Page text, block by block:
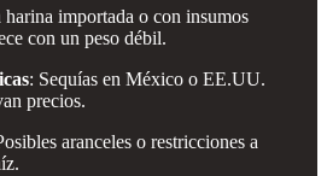
harina importada o con insumos
con un peso débil.
: Sequías en México o EE.UU.
precios.
aranceles o restricciones a